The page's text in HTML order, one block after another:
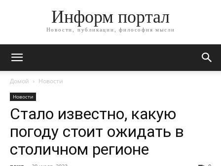
Информ портал
Новости, публикации, философия мысли
Домой Новости
Новости
Стало известно, какую
погоду стоит ожидать в
столичном регионе